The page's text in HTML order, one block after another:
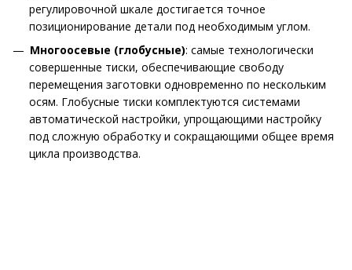
регулировочной шкале достигается точное
позиционирование детали под необходимым углом.
Многоосевые (глобусные): самые технологически
совершенные тиски, обеспечивающие свободу
перемещения заготовки одновременно по нескольким
осям. Глобусные тиски комплектуются системами
автоматической настройки, упрощающими настройку
под сложную обработку и сокращающими общее время
цикла производства.